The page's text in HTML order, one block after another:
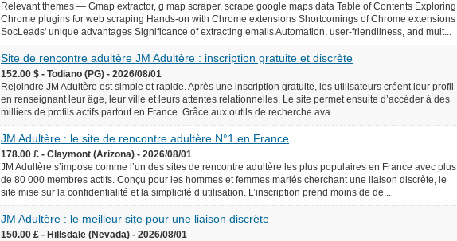
Relevant themes — Gmap extractor, g map scraper, scrape google maps data Table of Contents Exploring
Chrome plugins for web scraping Hands-on with Chrome extensions Shortcomings of Chrome extensions
SocLeads' unique advantages Significance of extracting emails Automation, user-friendliness, and mult...
Site de rencontre adultère JM Adultère : inscription gratuite et discrète
152.00 $ - Todiano (PG) - 2026/08/01
Rejoindre JM Adultère est simple et rapide. Après une inscription gratuite, les utilisateurs créent leur profil
en renseignant leur âge, leur ville et leurs attentes relationnelles. Le site permet ensuite d’accéder à des
milliers de profils actifs partout en France. Grâce aux outils de recherche ava...
JM Adultère : le site de rencontre adultère N°1 en France
178.00 £ - Claymont (Arizona) - 2026/08/01
JM Adultère s’impose comme l’un des sites de rencontre adultère les plus populaires en France avec plus
de 80 000 membres actifs. Conçu pour les hommes et femmes mariés cherchant une liaison discrète, le
site mise sur la confidentialité et la simplicité d’utilisation. L’inscription prend moins de de...
JM Adultère : le meilleur site pour une liaison discrète
150.00 £ - Hillsdale (Nevada) - 2026/08/01